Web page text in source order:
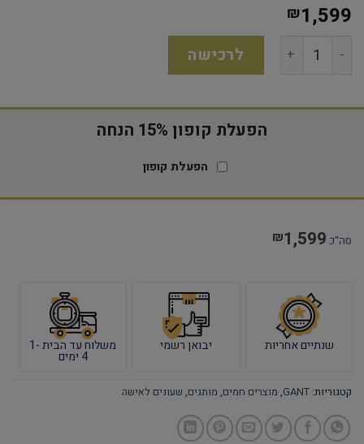
₪1,599
לרכישה
הפעלת קופון 15% הנחה
הפעלת קופון
סה"כ ₪1,599
שנתיים אחריות יבואן רשמי משלוח עד הבית 1-
4 ימים
קטגוריות: GANT
, מוצרים חמים, מותגים, שעונים לאישה